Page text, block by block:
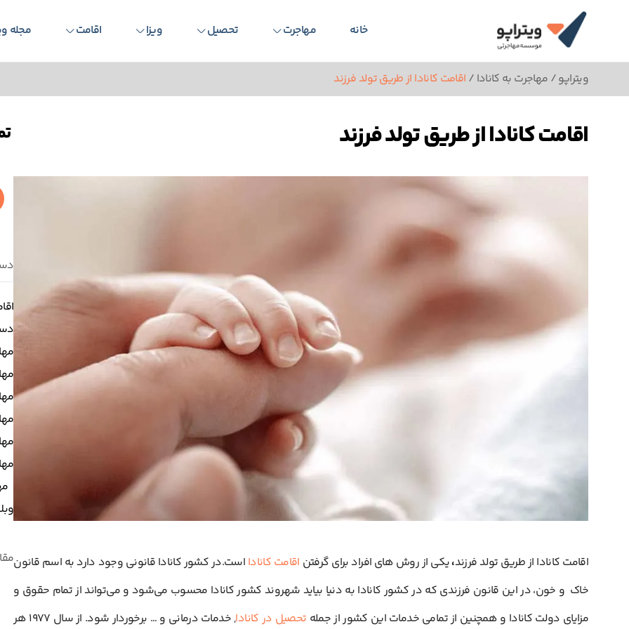
خانه مهاجرت تحصیل ویزا اقامت مجله
ویتراپو/ مهاجرت به کانادا / اقامت کانادا از طریق تولد فرزند
اقامت کانادا از طریق تولد فرزند
اقامت کانادا از طریق تولد فرزند،یکی از روش های افراد برای گرفتن اقامت کانادا است.در کشور کانادا قانونی وجود دارد به اسم قانون
خاک و خون، در این قانون فرزندی که در کشور کانادا به دنیا بیاید شهروند کشور کانادا محسوب می‌شود و می‌تواند از تمام حقوق و
مزایای دولت کانادا و همچنین از تمامی خدمات این کشور از جمله تحصیل در کانادا
, خدمات درمانی و … برخوردار شود. از سال 1977 هر